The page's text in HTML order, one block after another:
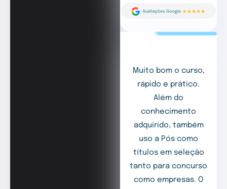
Muito bom o curso,
rápido e prático.
Além do
conhecimento
adquirido, também
uso a Pós como
títulos em seleção
tanto para concurso
como empresas. O